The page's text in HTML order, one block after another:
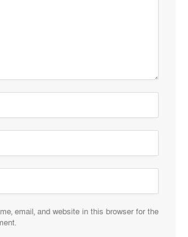
email, and website in this browser for the